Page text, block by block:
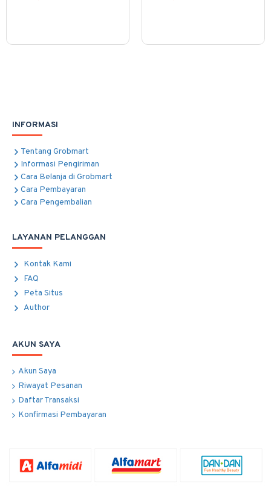
INFORMASI
Tentang Grobmart
Informasi Pengiriman
Cara Belanja di Grobmart
Cara Pembayaran
Cara Pengembalian
LAYANAN PELANGGAN
Kontak Kami
FAQ
Peta Situs
Author
AKUN SAYA
Akun Saya
Riwayat Pesanan
Daftar Transaksi
Konfirmasi Pembayaran